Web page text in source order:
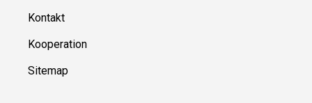
Kontakt
Kooperation
Sitemap